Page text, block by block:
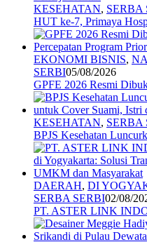
KESEHATAN, SERBA
HUT ke-7, Primaya
EKONOMI BISNIS,
SERBI05/08/2026
GPFE 2026 Resmi
KESEHATAN, SERBA
BPJS Kesehatan
DAERAH, DI
SERBA SERBI02/08/
PT. ASTER LINK